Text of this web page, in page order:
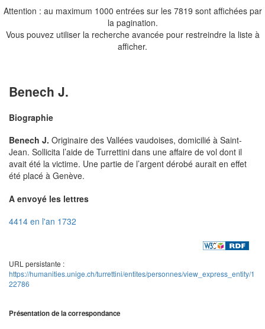
Attention : au maximum 1000 entrées sur les 7819 sont affichées par
la pagination.
Vous pouvez utiliser la recherche avancée pour restreindre la liste à
afficher.
Benech J.
Biographie
Benech J. Originaire des Vallées vaudoises, domicilié à Saint-
Jean. Sollicita l’aide de Turrettini dans une affaire de vol dont il
avait été la victime. Une partie de l’argent dérobé aurait en effet
été placé à Genève.
A envoyé les lettres
4414 en l'an 1732
URL persistante :
https://humanities.unige.ch/turrettini/entites/personnes/view_express_entity/1
22786
Présentation de la correspondance